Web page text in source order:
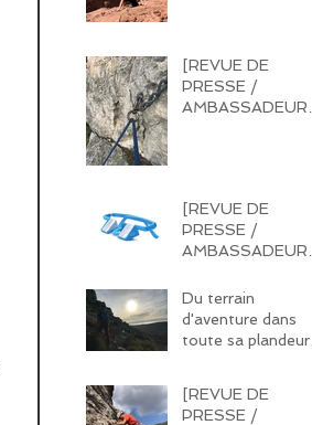
[REVUE DE
PRESSE /
AMBASSADEUR]
[REVUE DE
PRESSE /
AMBASSADEUR]
lunettes à prisme
Du terrain
d'aventure dans
toute sa plandeur !
Victoire
[REVUE DE
PRESSE /